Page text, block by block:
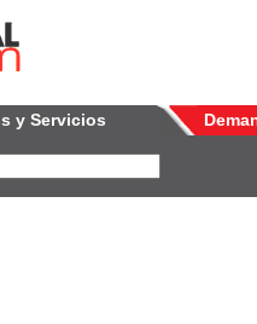
y Servicios